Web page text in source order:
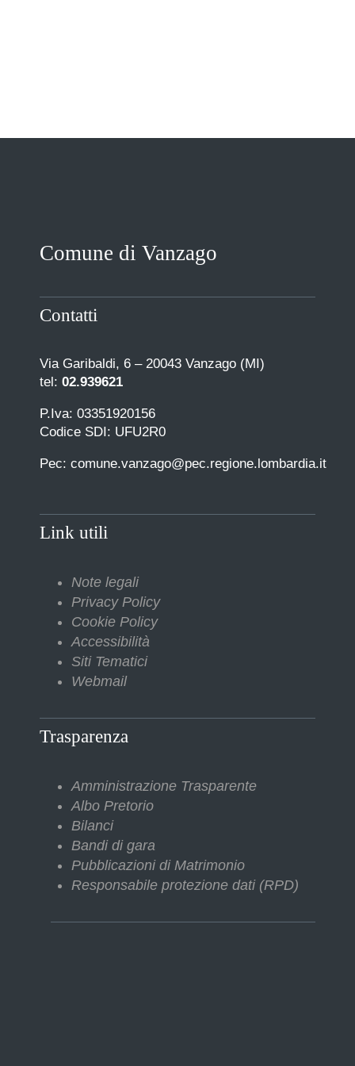
Comune di Vanzago
Contatti
Via Garibaldi, 6 – 20043 Vanzago (MI)
tel: 02.939621
P.Iva: 03351920156
Codice SDI: UFU2R0
Pec: comune.vanzago@pec.regione.lombardia.it
Link utili
Note legali
Privacy Policy
Cookie Policy
Accessibilità
Siti Tematici
Webmail
Trasparenza
Amministrazione Trasparente
Albo Pretorio
Bilanci
Bandi di gara
Pubblicazioni di Matrimonio
Responsabile protezione dati (RPD)